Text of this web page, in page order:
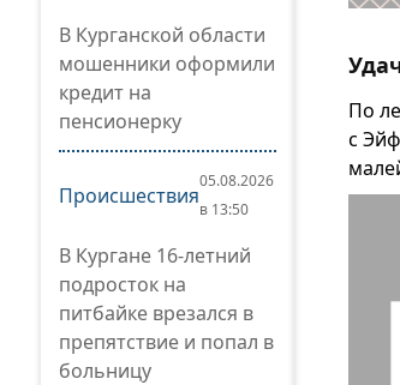
В Курганской области
мошенники оформили
кредит на
пенсионерку
Происшествия
05.08.2026
в 13:50
В Кургане 16-летний
подросток на
питбайке врезался в
препятствие и попал в
больницу
По
с